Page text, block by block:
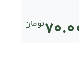
تومان